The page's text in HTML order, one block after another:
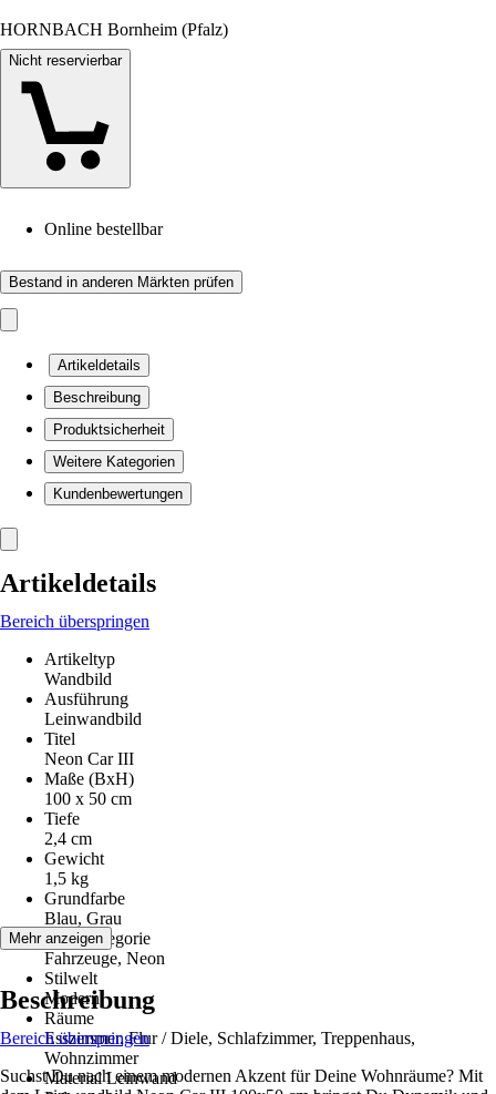
HORNBACH Bornheim (Pfalz)
Nicht reservierbar
Online bestellbar
Bestand in anderen Märkten prüfen
Artikeldetails
Beschreibung
Produktsicherheit
Weitere Kategorien
Kundenbewertungen
Artikeldetails
Bereich überspringen
Artikeltyp
Wandbild
Ausführung
Leinwandbild
Titel
Neon Car III
Maße (BxH)
100 x 50 cm
Tiefe
2,4 cm
Gewicht
1,5 kg
Grundfarbe
Blau, Grau
Motivkategorie
Fahrzeuge, Neon
Stilwelt
Modern
Räume
Esszimmer, Flur / Diele, Schlafzimmer, Treppenhaus,
Wohnzimmer
Material Leinwand
Mehr anzeigen
Beschreibung
Bereich überspringen
Suchst Du nach einem modernen Akzent für Deine Wohnräume? Mit